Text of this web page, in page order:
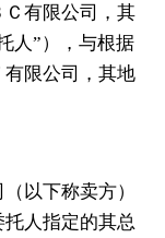
有限公司，其
人”），与根据
有限公司，其地
以下称卖方）
人指定的其总